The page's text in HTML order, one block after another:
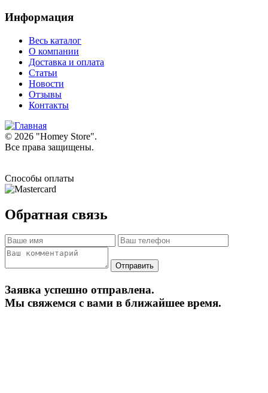
Информация
Весь каталог
О компании
Доставка и оплата
Статьи
Новости
Отзывы
Контакты
© 2026 "Homey Store".
Все права защищены.
Способы оплаты
Обратная связь
Заявка успешно отправлена.
Мы свяжемся с вами в ближайшее время.